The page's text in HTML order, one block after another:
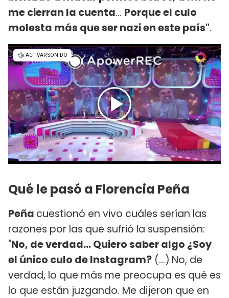
me cierran la cuenta... Porque el culo
molesta más que ser nazi en este país".
Qué le pasó a Florencia Peña
Peña cuestionó en vivo cuáles serían las
razones por las que sufrió la suspensión:
"No, de verdad... Quiero saber algo ¿Soy
el único culo de Instagram? (...) No, de
verdad, lo que más me preocupa es qué es
lo que están juzgando. Me dijeron que en